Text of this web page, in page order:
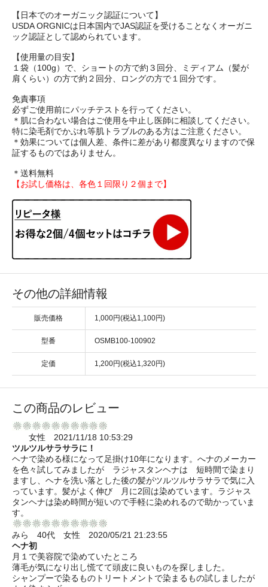
【日本でのオーガニック認証について】
USDA ORGNICは日本国内でJAS認証を受けることなくオーガニ
ック認証として認められています。
【使用量の目安】
１袋（100g）で、ショートの方で約３回分、ミディアム（髪が
肩くらい）の方で約２回分、ロングの方で１回分です。
免責事項
必ずご使用前にパッチテストを行ってください。
＊肌に合わない場合はご使用を中止し医師に相談してください。
特に染毛剤でかぶれ等肌トラブルのある方はご注意ください。
＊効果については個人差、条件に差があり都度異なりますので保
証するものではありません。
＊送料無料
【お試し価格は、各色１回限り２個まで】
その他の詳細情報
販売価格 1,000円(税込1,100円)
型番 OSMB100-100902
定価 1,200円(税込1,320円)
この商品のレビュー
女性 2021/11/18 10:53:29
ツルツルサラサラに！
ヘナで染める様になって足掛け10年になります。へナのメーカー
を色々試してみましたが ラジャスタンヘナは 短時間で染まり
ますし、ヘナを洗い落とした後の髪がツルツルサラサラで気に入
っています。髪がよく伸び 月に2回は染めています。ラジャス
タンヘナは染め時間が短いので手軽に染めれるので助かっていま
す。
みら 40代 女性 2020/05/21 21:23:55
ヘナ初
月１で美容院で染めていたところ
薄毛が気になり出し慌てて頭皮に良いものを探しました。
シャンプーで染るものトリートメントで染まるもの試しましたが